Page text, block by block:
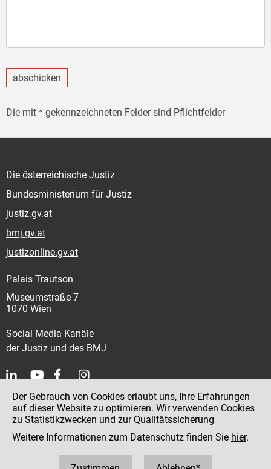
abschicken
Die mit * gekennzeichneten Felder sind Pflichtfelder
Die österreichische Justiz
Bundesministerium für Justiz
justiz.gv.at
bmj.gv.at
justizonline.gv.at
Palais Trautson
Museumstraße 7
1070 Wien
Social Media Kanäle
der Justiz und des BMJ
Kontakt
Impressum
Datenschutz
Der Gebrauch von Cookies erlaubt uns, Ihre Erfahrungen
auf dieser Website zu optimieren. Wir verwenden Cookies
zu Statistikzwecken und zur Qualitätssicherung
Weitere Informationen zum Datenschutz finden Sie hier.